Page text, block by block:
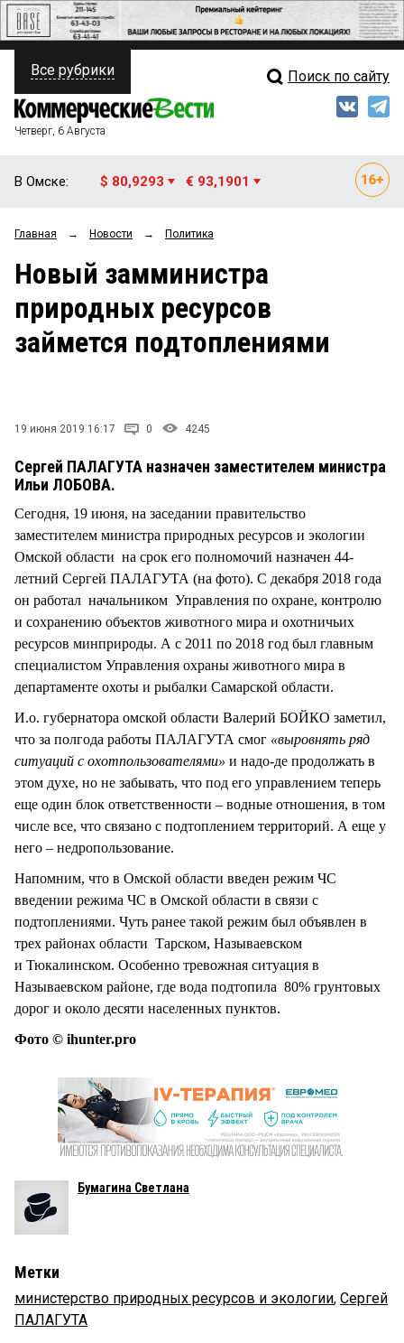
ПОЛИТИКА
ФИНАНСЫ
ОБЩЕСТВО
ЗАКОН
НОВОСТИ КОМПАНИЙ
Свежий выпуск
Рейтинги
Блоги
Архив
Все рубрики Поиск по сайту
Четверг, 6 Августа
В Омске: $ 80,9293 € 93,1901
Главная → Новости → Политика
Новый замминистра
природных ресурсов
займется подтоплениями
19 июня 2019 16:17 0 4245
Сергей ПАЛАГУТА назначен заместителем министра
Ильи ЛОБОВА.
Сегодня, 19 июня, на заседании правительство
заместителем министра природных ресурсов и экологии
Омской области на срок его полномочий назначен 44-
летний Сергей ПАЛАГУТА (на фото). С декабря 2018 года
он работал начальником Управления по охране, контролю
и сохранению объектов животного мира и охотничьих
ресурсов минприроды. А с 2011 по 2018 год был главным
специалистом Управления охраны животного мира в
департаменте охоты и рыбалки Самарской области.
И.о. губернатора омской области Валерий БОЙКО заметил,
что за полгода работы ПАЛАГУТА смог «выровнять ряд
ситуаций с охотпользователями» и надо-де продолжать в
этом духе, но не забывать, что под его управлением теперь
еще один блок ответственности – водные отношения, в том
числе все, что связано с подтоплением территорий. А еще у
него – недропользование.
Напомним, что в Омской области введен режим ЧС
введении режима ЧС в Омской области в связи с
подтоплениями. Чуть ранее такой режим был объявлен в
трех районах области Тарском, Называевском
и Тюкалинском. Особенно тревожная ситуация в
Называевском районе, где вода подтопила 80% грунтовых
дорог и около десяти населенных пунктов.
Фото © ihunter.pro
Бумагина Светлана
Метки
министерство природных ресурсов и экологии, Сергей
ПАЛАГУТА